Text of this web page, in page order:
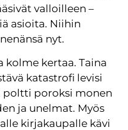
valloilleen –
asioita. Niihin
nyt.
kolme kertaa. Taina
katastrofi levisi
poltti poroksi monen
ja unelmat. Myös
kirjakaupalle kävi